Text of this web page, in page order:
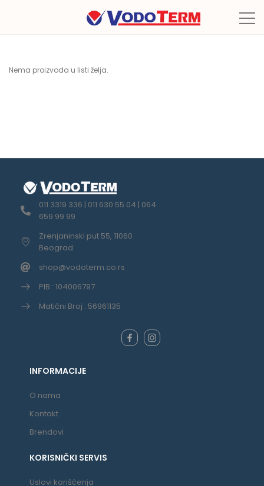
Nema proizvoda u listi želja.
011 3319 336 | 011 630 55 04 | 064
659 99 99
Zrenjaninski put 55, 11060
Beograd
shop@vodoterm.co.rs
PIB : 104006797
Matični Broj : 56961135
INFORMACIJE
O nama
Kontakt
Brendovi
KORISNIČKI SERVIS
Uslovi korišćenja